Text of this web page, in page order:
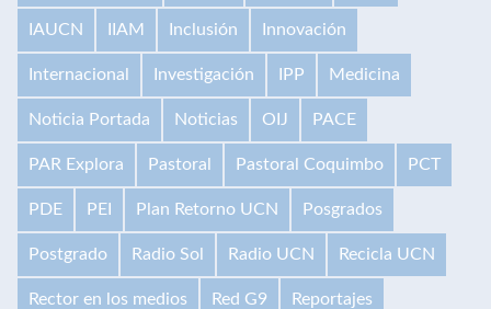
IAUCN IIAM Inclusión Innovación
Internacional Investigación IPP Medicina
Noticia Portada Noticias OIJ PACE
PAR Explora Pastoral Pastoral Coquimbo PCT
PDE PEI Plan Retorno UCN Posgrados
Postgrado Radio Sol Radio UCN Recicla UCN
Rector en los medios Red G9 Reportajes